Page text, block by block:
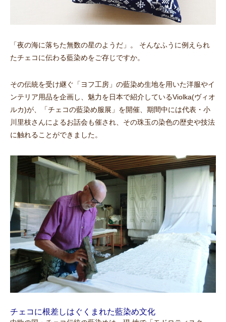
「夜の海に落ちた無数の星のようだ」。 そんなふうに例えられ
たチェコに伝わる藍染めをご存じですか。
その伝統を受け継ぐ「ヨフ工房」の藍染め生地を用いた洋服やイ
ンテリア用品を企画し、魅力を日本で紹介しているViolka(ヴィオ
ルカ)が、「チェコの藍染め服展」を開催、期間中には代表・小
川里枝さんによるお話会も催され、その珠玉の染色の歴史や技法
に触れることができました。
チェコに根差しはぐくまれた藍染め文化